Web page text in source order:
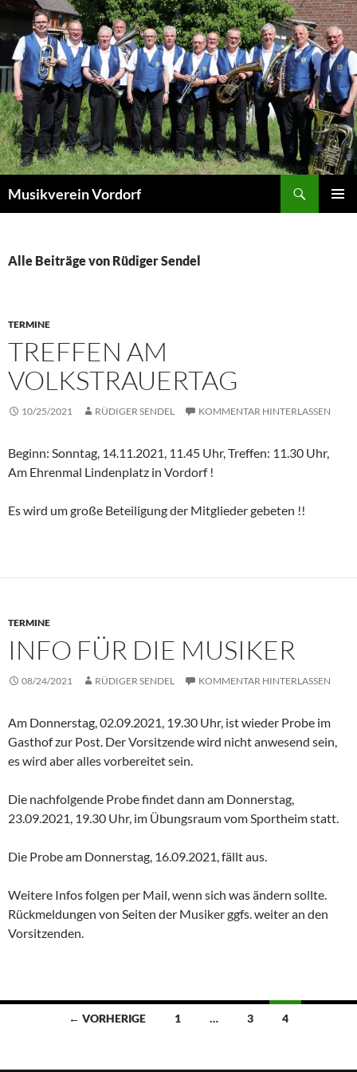
Zum
Inhalt
springen
Musikverein Vordorf
Alle Beiträge von Rüdiger Sendel
TERMINE
TREFFEN AM
VOLKSTRAUERTAG
10/25/2021 RÜDIGER SENDEL KOMMENTAR HINTERLASSEN
Beginn: Sonntag, 14.11.2021, 11.45 Uhr, Treffen: 11.30 Uhr,
Am Ehrenmal Lindenplatz in Vordorf !
Es wird um große Beteiligung der Mitglieder gebeten !!
TERMINE
INFO FÜR DIE MUSIKER
08/24/2021 RÜDIGER SENDEL KOMMENTAR HINTERLASSEN
Am Donnerstag, 02.09.2021, 19.30 Uhr, ist wieder Probe im
Gasthof zur Post. Der Vorsitzende wird nicht anwesend sein,
es wird aber alles vorbereitet sein.
Die nachfolgende Probe findet dann am Donnerstag,
23.09.2021, 19.30 Uhr, im Übungsraum vom Sportheim statt.
Die Probe am Donnerstag, 16.09.2021, fällt aus.
Weitere Infos folgen per Mail, wenn sich was ändern sollte.
Rückmeldungen von Seiten der Musiker ggfs. weiter an den
Vorsitzenden.
Beitragsnavigation
← VORHERIGE 1 … 3 4